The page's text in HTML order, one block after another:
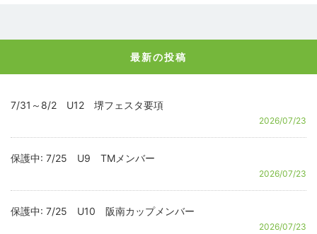
最新の投稿
7/31～8/2 U12 堺フェスタ要項
2026/07/23
保護中: 7/25 U9 TMメンバー
2026/07/23
保護中: 7/25 U10 阪南カップメンバー
2026/07/23